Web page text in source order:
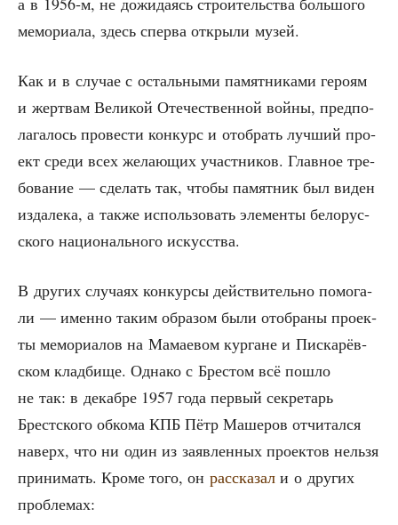
мемо­ри­а­ла, здесь спер­ва откры­ли музей.
Как и в слу­чае с осталь­ны­ми памят­ни­ка­ми геро­ям
и жерт­вам Вели­кой Оте­че­ствен­ной вой­ны, пред­по­
ла­га­лось про­ве­сти кон­курс и отобрать луч­ший про­
ект сре­ди всех жела­ю­щих участ­ни­ков. Глав­ное тре­
бо­ва­ние — сде­лать так, что­бы памят­ник был виден
изда­ле­ка, а так­же исполь­зо­вать эле­мен­ты бело­рус­
ско­го наци­о­наль­но­го искусства.
В дру­гих слу­ча­ях кон­кур­сы дей­стви­тель­но помо­га­
ли — имен­но таким обра­зом были ото­бра­ны про­ек­
ты мемо­ри­а­лов на Мама­е­вом кур­гане и Пис­ка­рёв­
ском клад­би­ще. Одна­ко с Бре­стом всё пошло
не так: в декаб­ре 1957 года пер­вый сек­ре­тарь
Брест­ско­го обко­ма КПБ Пётр Маше­ров отчи­тал­ся
наверх, что ни один из заяв­лен­ных про­ек­тов нель­зя
при­ни­мать. Кро­ме того, он рас­ска­зал и о дру­гих
проблемах: